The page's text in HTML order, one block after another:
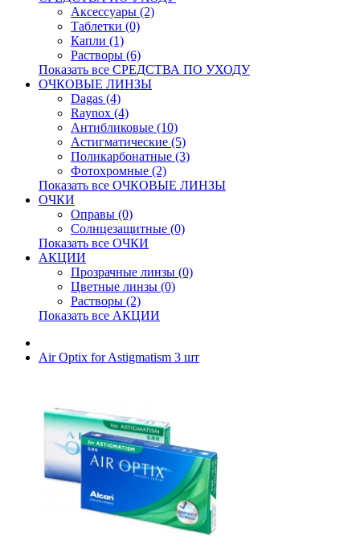
Аксессуары (2)
Таблетки (0)
Капли (1)
Растворы (6)
Показать все СРЕДСТВА ПО УХОДУ
ОЧКОВЫЕ ЛИНЗЫ
Dagas (4)
Raynox (4)
Антибликовые (10)
Астигматические (5)
Поликарбонатные (3)
Фотохромные (2)
Показать все ОЧКОВЫЕ ЛИНЗЫ
ОЧКИ
Оправы (0)
Солнцезащитные (0)
Показать все ОЧКИ
АКЦИИ
Прозрачные линзы (0)
Цветные линзы (0)
Растворы (2)
Показать все АКЦИИ
Air Optix for Astigmatism 3 шт